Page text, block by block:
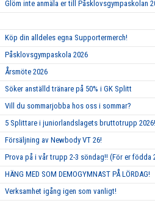
Glöm inte anmäla er till Påsklovsgympaskolan
Köp din alldeles egna Supportermerch!
Påsklovsgympaskola 2026
Årsmöte 2026
Söker anställd tränare på 50% i GK Splitt
Vill du sommarjobba hos oss i sommar?
5 Splittare i juniorlandslagets bruttotrupp 2026!
Försäljning av Newbody VT 26!
Prova på i vår trupp 2-3 söndag!! (För er födda
HÄNG MED SOM DEMOGYMNAST PÅ LÖRDAG!
Verksamhet igång igen som vanligt!